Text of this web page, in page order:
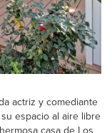
actriz y comediante
espacio al aire libre